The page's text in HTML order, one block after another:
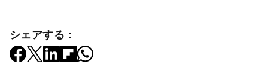
シェアする：